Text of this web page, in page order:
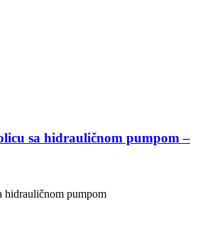
sa hidrauličnom pumpom –
hidrauličnom pumpom